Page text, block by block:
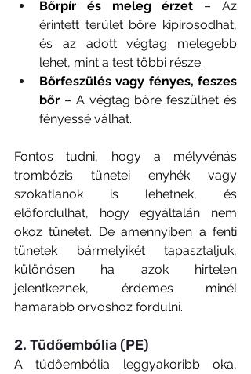
Bőrpír és meleg érzet – Az
érintett terület bőre kipirosodhat,
és az adott végtag melegebb
lehet, mint a test többi része.
Bőrfeszülés vagy fényes, feszes
bőr – A végtag bőre feszülhet és
fényessé válhat.
Fontos tudni, hogy a mélyvénás
trombózis tünetei enyhék vagy
szokatlanok is lehetnek, és
előfordulhat, hogy egyáltalán nem
okoz tünetet. De amennyiben a fenti
tünetek bármelyikét tapasztaljuk,
különösen ha azok hirtelen
jelentkeznek, érdemes minél
hamarabb orvoshoz fordulni.
2. Tüdőembólia (PE)
A tüdőembólia leggyakoribb oka,